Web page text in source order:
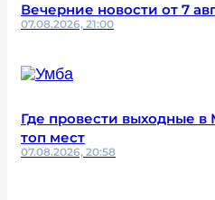
Вечерние новости от 7
07.08.2026, 21:00
Где провести выходные
топ мест
07.08.2026, 20:58